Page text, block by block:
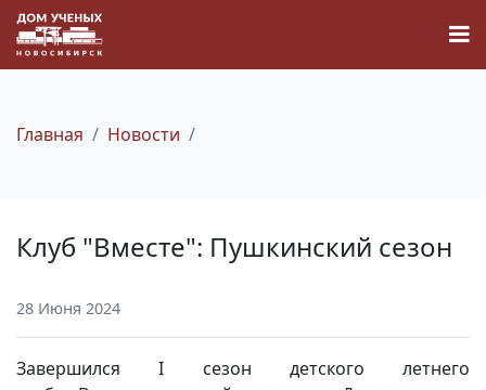
Наука
О Доме учёных
Главная Новости
Клуб "Вместе": Пушкинский сезон
28 Июня 2024
Завершился I сезон детского летнего